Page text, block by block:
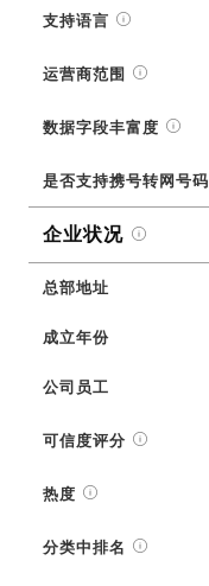
支持语言
运营商范围
数据字段丰富度
是否支持携号转网号码
企业状况
总部地址
成立年份
公司员工
可信度评分
热度
分类中排名